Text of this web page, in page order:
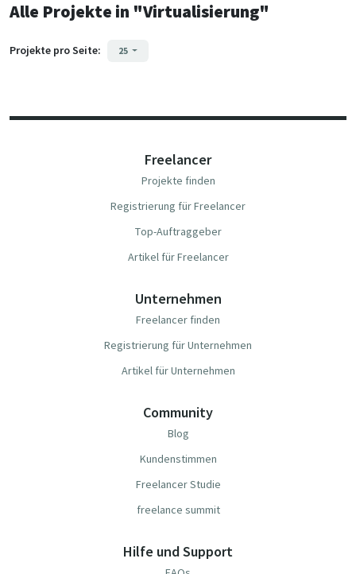
Alle Projekte in "Virtualisierung"
Projekte pro Seite: 25
Freelancer
Projekte finden
Registrierung für Freelancer
Top-Auftraggeber
Artikel für Freelancer
Unternehmen
Freelancer finden
Registrierung für Unternehmen
Artikel für Unternehmen
Community
Blog
Kundenstimmen
Freelancer Studie
freelance summit
Hilfe und Support